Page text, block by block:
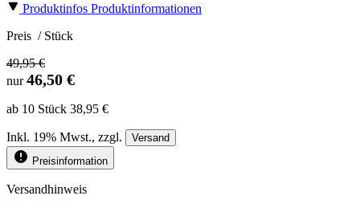
Produktinfos Produktinformationen
Preis / Stück
49,95 €
nur46,50 €
ab 10 Stück 38,95 €
Inkl. 19% Mwst., zzgl.
Versand
Preisinformation
Versandhinweis